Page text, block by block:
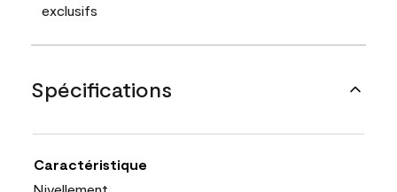
exclusifs
Spécifications
Caractéristique
Nivellement